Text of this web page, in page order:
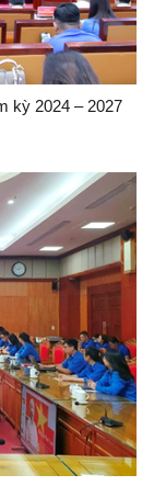
kỳ 2024 – 2027